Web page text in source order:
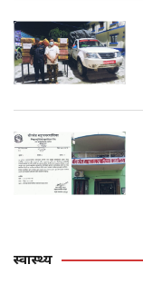
स्वास्थ्य